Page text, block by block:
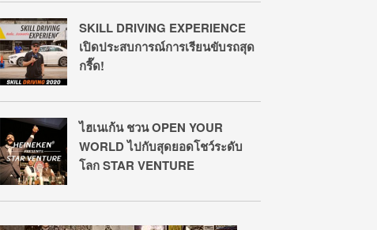
SKILL DRIVING EXPERIENCE
เปิดประสบการณ์การเรียนขับรถสุด
กรี๊ด!
ไฮเนเก้น ชวน OPEN YOUR
WORLD ไปกับสุดยอดโชว์ระดับ
โลก STAR VENTURE